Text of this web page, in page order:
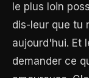
le plus loin
dis-leur que tu
aujourd'hui. Et
demander ce